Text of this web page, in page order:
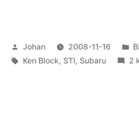
Publicerat
av
Johan 2008-11-16
i
Etiketter:
Ken Block, STI, Subaru 2